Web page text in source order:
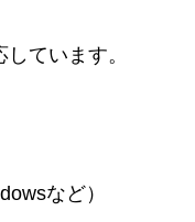
ています。
など）